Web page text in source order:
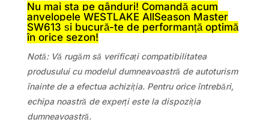
Nu mai sta pe gânduri! Comandă acum
anvelopele WESTLAKE AllSeason Master
SW613 și bucură-te de performanță optimă
în orice sezon!
Notă: Vă rugăm să verificați compatibilitatea
produsului cu modelul dumneavoastră de autoturism
înainte de a efectua achiziția. Pentru orice întrebări,
echipa noastră de experți este la dispoziția
dumneavoastră.